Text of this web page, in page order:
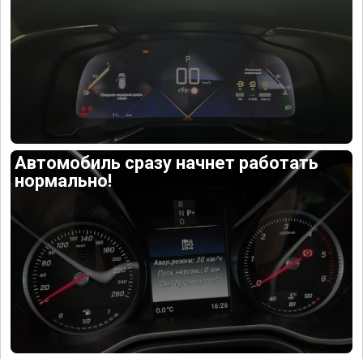
Автомобиль сразу начнет работать
нормально!